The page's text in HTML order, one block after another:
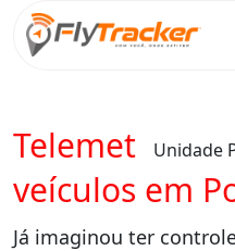
Unidade
Telemetria
veículos em
Já imaginou ter